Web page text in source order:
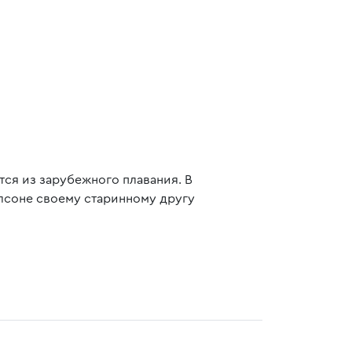
из зарубежного плавания. В
своему старинному другу